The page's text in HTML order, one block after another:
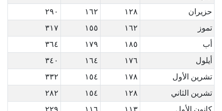
حزيران
١٢٨ ١٦٢
٢٩٠
تموز
١٦٢ ١٥٥
٣١٧
أب
١٨٥ ١٧٩
٣٦٤
أيلول
١٧٦ ١٦٤
٣٤٠
تشرين الأول
١٧٨ ١٥٤
٣٣٢
تشرين الثاني
١٢٨ ١٥٤
٢٨٢
كانون الأول
١١٣ ١١٦ ٢٢٩